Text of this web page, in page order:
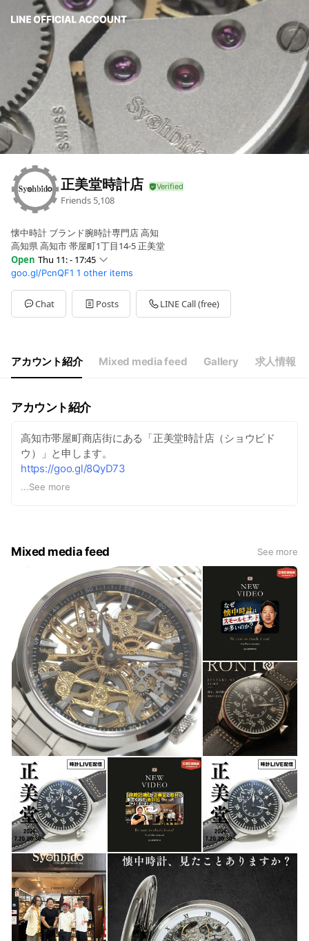
正美堂時計店
Friends 5,108
懐中時計 ブランド腕時計専門店 高知
高知県 高知市 帯屋町1丁目14-5 正美堂
Open Thu 11: - 17:45
Sun11: - 17:45
Mon11: - 17:45
Tue11: - 17:45
Wed11: - 17:45
11: - 17:45
11時～17時45分頃
goo.gl/PcnQF1 1 other items
Chat Posts LINE Call (free)
アカウント紹介 Mixed media feed Gallery 求人情報
アカウント紹介
高知市帯屋町商店街にある「正美堂時計店（ショウビド
ウ）」と申します。
https://goo.gl/8QyD73
ら・・・これが正美堂時計店の思いです。 正美堂時計店
WEBサイトも、フェイスブックでもLINEでも、時計を持つ
喜び、使う楽しさをお伝えしていけたらっと思っていま
⌚正美堂時計店
https://bit.ly/3AYCEQO
⌚懐中時計専門店
https://bit.ly/2XqgWrb
⌚掛け時計専門店
https://bit.ly/3vmvdlm
...See more
Mixed media feed See more